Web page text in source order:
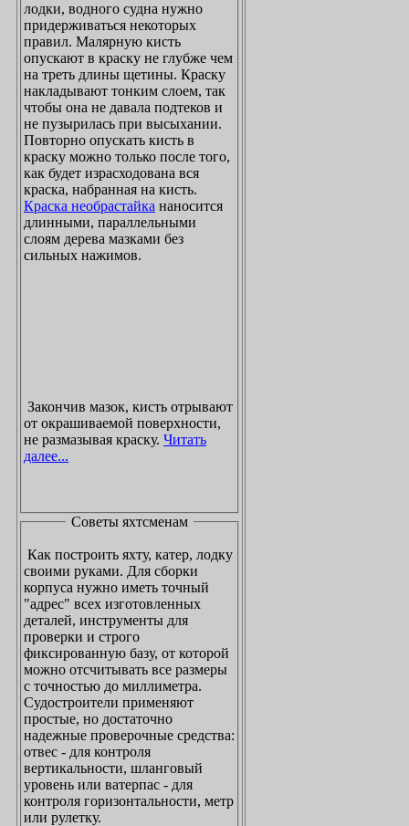
лодки, водного судна нужно
придерживаться некоторых
правил. Малярную кисть
опускают в краску не глубже чем
на треть длины щетины. Краску
накладывают тонким слоем, так
чтобы она не давала подтеков и
не пузырилась при высыхании.
Повторно опускать кисть в
краску можно только после того,
как будет израсходована вся
краска, набранная на кисть.
Краска необрастайка
длинными, параллельными
слоям дерева мазками без
сильных нажимов.
Закончив мазок, кисть отрывают
от окрашиваемой поверхности,
не размазывая краску. Читать
далее...
Советы яхтсменам
Как построить яхту, катер, лодку
своими руками. Для сборки
корпуса нужно иметь точный
"адрес" всех изготовленных
деталей, инструменты для
проверки и строго
фиксированную базу, от которой
можно отсчитывать все размеры
с точностью до миллиметра.
Судостроители применяют
простые, но достаточно
надежные проверочные средства:
отвес - для контроля
вертикальности, шланговый
уровень или ватерпас - для
контроля горизонтальности, метр
или рулетку.